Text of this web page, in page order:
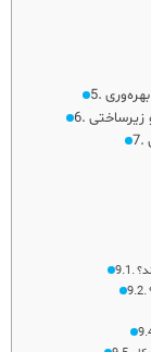
زیرساختی